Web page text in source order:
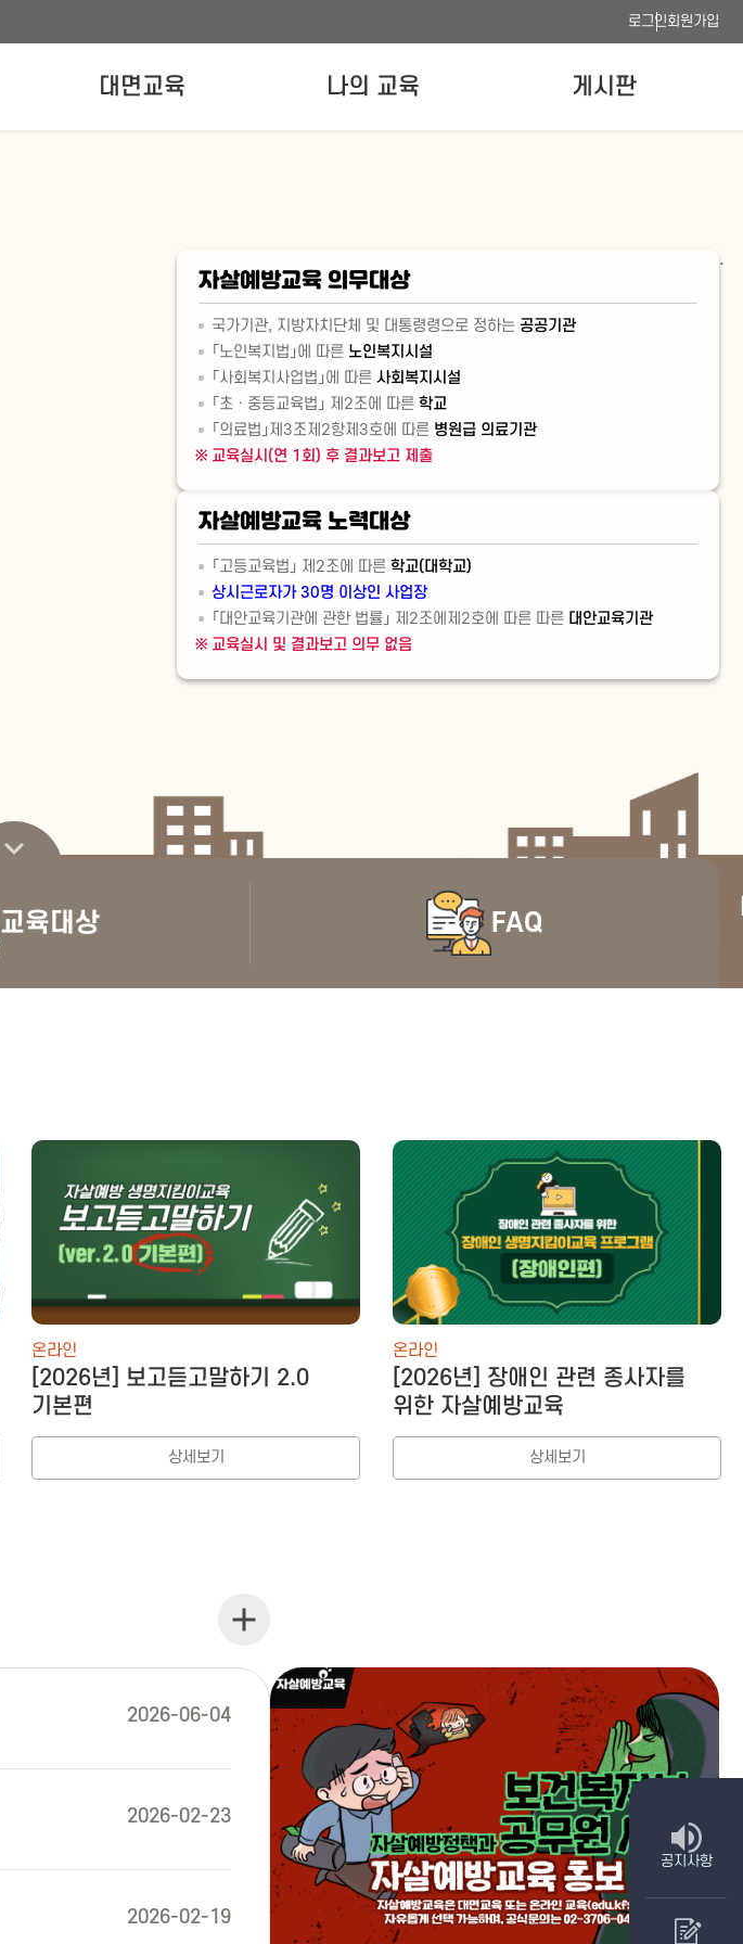
로그인회원가입
대면교육 나의 교육 게시판
웹접근성 품질인증
공지사항
자살예방교육 의무대상
국가기관, 지방자치단체 및 대통령령으로 정하는 공공기관
「노인복지법」에 따른 노인복지시설
「사회복지사업법」에 따른 사회복지시설
「초ㆍ중등교육법」 제2조에 따른 학교
「의료법」제3조제2항제3호에 따른 병원급 의료기관
교육실시(연 1회) 후 결과보고 제출
자살예방교육 노력대상
「고등교육법」 제2조에 따른 학교(대학교)
상시근로자가 30명 이상인 사업장
「대안교육기관에 관한 법률」 제2조에제2호에 따른 따른 대안교육기관
교육실시 및 결과보고 의무 없음
.
스크롤 내리기
교육대상 FAQ
온라인
[2026년] 보고듣고말하기 2.0
기본편
상세보기
온라인
[2026년] 장애인 관련 종사자를
위한 자살예방교육
상세보기
2026-06-04
2026-02-23
2026-02-19